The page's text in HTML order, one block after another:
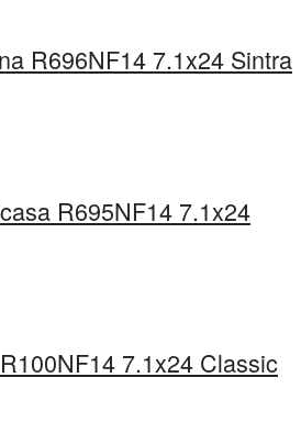
R696NF14 7.1x24 Sintra
R695NF14 7.1x24
7.1x24 Classic